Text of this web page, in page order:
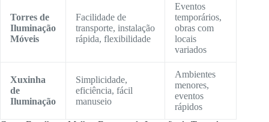
Torres de
Iluminação
Móveis
Facilidade de
transporte, instalação
rápida, flexibilidade
Eventos
temporários,
obras com
locais
variados
Xuxinha
de
Iluminação
Simplicidade,
eficiência, fácil
manuseio
Ambientes
menores,
eventos
rápidos